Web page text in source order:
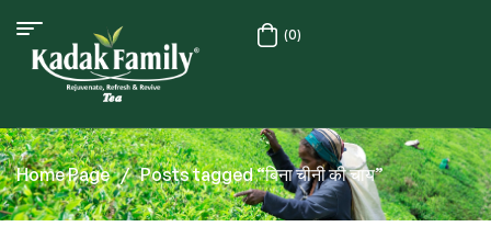
(0)
Home Page / Posts tagged “बिना चीनी की चाय”